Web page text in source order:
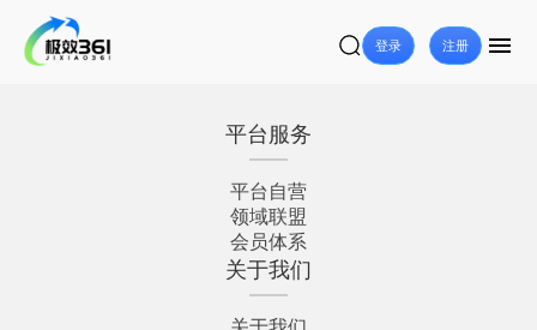
登录 注册
平台服务
平台自营
领域联盟
会员体系
关于我们